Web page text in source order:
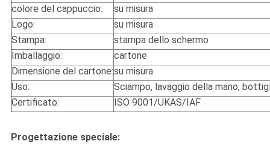
colore del cappuccio:
su misura
Logo:
su misura
Stampa:
stampa dello schermo
Imballaggio:
cartone
Dimensione del cartone:su misura
Uso:
Sciampo, lavaggio della mano,
Certificato:
ISO 9001/UKAS/IAF
Progettazione speciale: